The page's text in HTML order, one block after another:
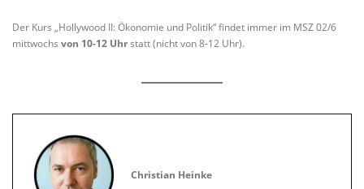
Der Kurs „Hollywood II: Ökonomie und Politik“ findet immer im MSZ 02/6
mittwochs von 10-12 Uhrstatt (nicht von 8-12 Uhr).
Christian Heinke